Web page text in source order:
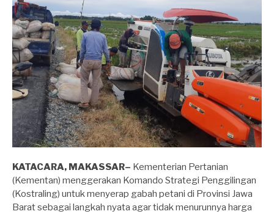
KATACARA, MAKASSAR– Kementerian Pertanian
(Kementan) menggerakan Komando Strategi Penggilingan
(Kostraling) untuk menyerap gabah petani di Provinsi Jawa
Barat sebagai langkah nyata agar tidak menurunnya harga